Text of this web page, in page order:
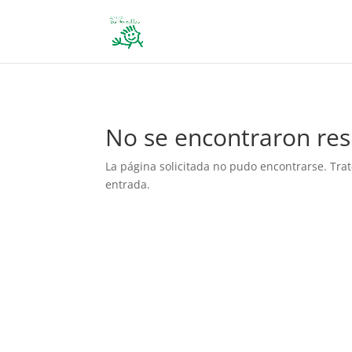
No se encontraron
La página solicitada no pudo encontrarse.
entrada.